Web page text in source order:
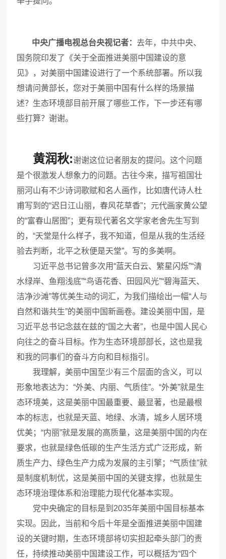
中央广播电视总台央视记者：去年，中共中央、
国务院印发了《关于全面推进美丽中国建设的意
见》，对美丽中国建设进行了一个系统部署。 所以我
想请问黄部长，您对于美丽中国有什么样的场景描
述？ 生态环境部目前开展了哪些工作，下一步还有哪
些打算？谢谢。
黄润秋:谢谢这位记者朋友的提问。这个问题
是个很激发人想象力的问题。古往今来，描写祖国壮
丽河山有不少诗词歌赋和名人画作，比如唐代诗人杜
甫写到的“迟日江山丽，春风花草香”；元代画家黄公望
的“富春山居图”；更有现代著名文学家老舍先生写到
的，“天堂是什么样子，我不知道，但是从我的生活经
验去判断，北平之秋便是天堂”。写的多美啊。
习近平总书记曾多次用“蓝天白云、繁星闪烁”“清
水绿岸、鱼翔浅底”“鸟语花香、田园风光”“碧海蓝天、
洁净沙滩”等优美生动的词汇，为我们描绘出一幅“人与
自然和谐共生”的美丽中国新画卷。建设美丽中国，是
习近平总书记念兹在兹的“国之大者”，也是中国人民心
向往之的奋斗目标。作为生态环境部部长，这也是我
和我的同事们的奋斗方向和目标指引。
我理解，美丽中国至少有三个层面的含义，可以
形象地表达为：“外美、内丽、气质佳”。“外美”就是生
态环境美，这是美丽中国最重要、最显著，也是最根
本的标志，也就是天蓝、地绿、水清，城乡人居环境
优美；“内丽”就是发展的高质量，这是美丽中国的内在
要求，也就是绿色低碳的生产生活方式广泛形成，新
质生产力、绿色生产力成为发展的主引擎；“气质佳”就
是制度机制优，这是美丽中国的关键支撑，也就是生
态环境治理体系和治理能力现代化基本实现。
党中央确定的目标是到2035年美丽中国目标基本
实现。因此，当前和今后十年是全面推进美丽中国建
设的关键时期，生态环境部将切实担起牵头部门的责
任，持续推动美丽中国建设工作，可以概括为“四个